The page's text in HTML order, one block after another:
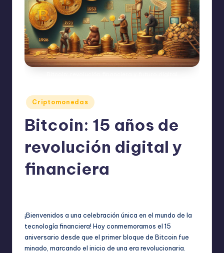
Publicado
en
Criptomonedas
Bitcoin: 15 años de
revolución digital y
financiera
¡Bienvenidos a una celebración única en el mundo de la
tecnología financiera! Hoy conmemoramos el 15
aniversario desde que el primer bloque de Bitcoin fue
minado, marcando el inicio de una era revolucionaria.